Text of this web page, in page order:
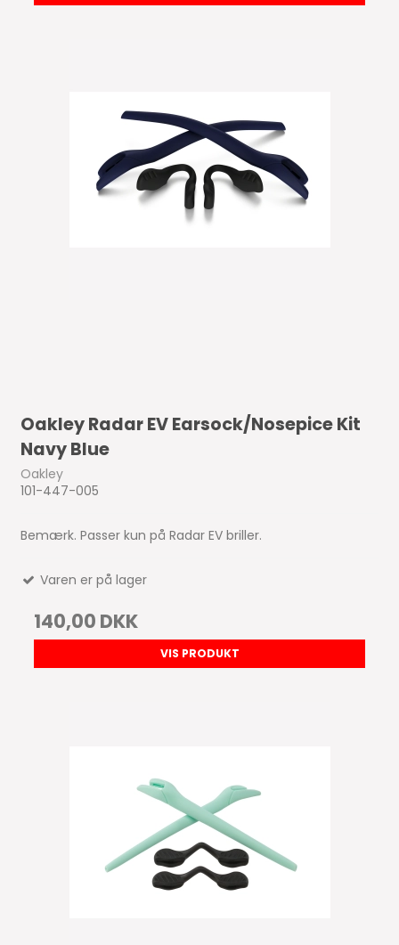
Oakley Radar EV Earsock/Nosepice Kit
Navy Blue
Oakley
101-447-005
Bemærk. Passer kun på Radar EV briller.
Varen er på lager
140,00 DKK
VIS PRODUKT